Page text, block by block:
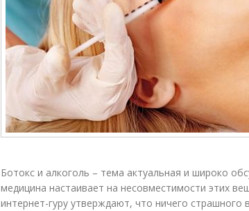
Ботокс и алкоголь – тема ак­ту­аль­ная и широко
меди­ци­на настаивает на несов­мес­ти­мос­ти этих
интернет-гуру утвер­жда­ют, что ничего